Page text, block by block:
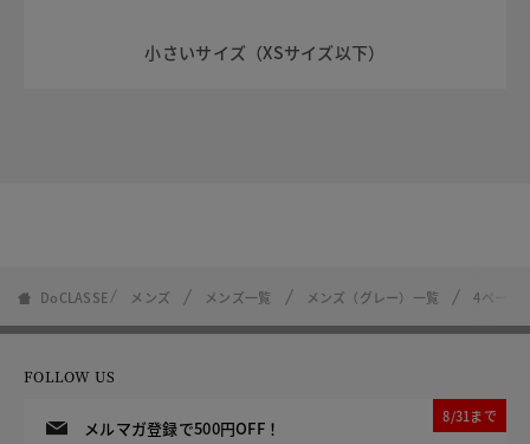
小さいサイズ（XSサイズ以下）
DoCLASSE メンズ メンズ一覧 メンズ（グレー）一覧 4ページ
FOLLOW US
メルマガ登録で500円OFF！
8/31まで